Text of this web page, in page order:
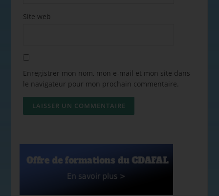
Site web
Enregistrer mon nom, mon e-mail et mon site dans
le navigateur pour mon prochain commentaire.